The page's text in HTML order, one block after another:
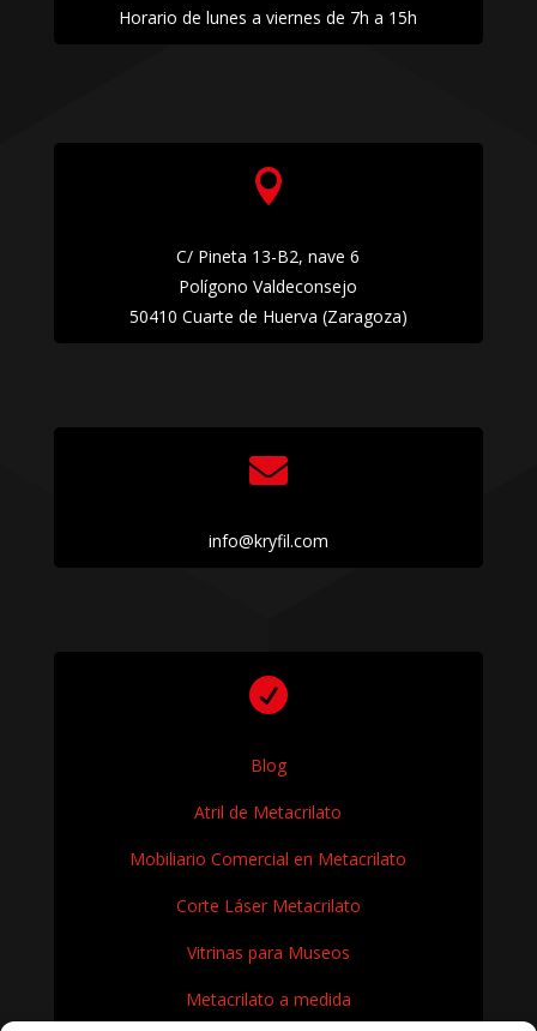
Horario de lunes a viernes de 7h a 15h

C/ Pineta 13-B2, nave 6
Polígono Valdeconsejo
50410 Cuarte de Huerva (Zaragoza)

info@kryfil.com

Blog
Atril de Metacrilato
Mobiliario Comercial en Metacrilato
Corte Láser Metacrilato
Vitrinas para Museos
Metacrilato a medida